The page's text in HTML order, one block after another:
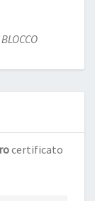
certificato